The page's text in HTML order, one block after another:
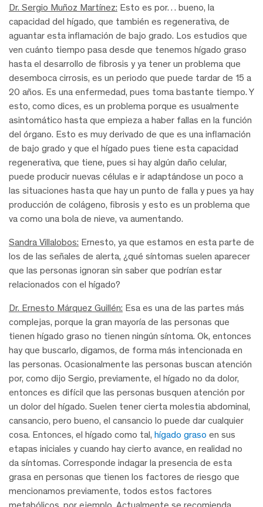
Dr. Sergio Muñoz Martínez: Esto es por… bueno, la
capacidad del hígado, que también es regenerativa, de
aguantar esta inflamación de bajo grado. Los estudios que
ven cuánto tiempo pasa desde que tenemos hígado graso
hasta el desarrollo de fibrosis y ya tener un problema que
desemboca cirrosis, es un periodo que puede tardar de 15 a
20 años. Es una enfermedad, pues toma bastante tiempo. Y
esto, como dices, es un problema porque es usualmente
asintomático hasta que empieza a haber fallas en la función
del órgano. Esto es muy derivado de que es una inflamación
de bajo grado y que el hígado pues tiene esta capacidad
regenerativa, que tiene, pues si hay algún daño celular,
puede producir nuevas células e ir adaptándose un poco a
las situaciones hasta que hay un punto de falla y pues ya hay
producción de colágeno, fibrosis y esto es un problema que
va como una bola de nieve, va aumentando.
Sandra Villalobos: Ernesto, ya que estamos en esta parte de
los de las señales de alerta, ¿qué síntomas suelen aparecer
que las personas ignoran sin saber que podrían estar
relacionados con el hígado?
Dr. Ernesto Márquez Guillén: Esa es una de las partes más
complejas, porque la gran mayoría de las personas que
tienen hígado graso no tienen ningún síntoma. Ok, entonces
hay que buscarlo, digamos, de forma más intencionada en
las personas. Ocasionalmente las personas buscan atención
por, como dijo Sergio, previamente, el hígado no da dolor,
entonces es difícil que las personas busquen atención por
un dolor del hígado. Suelen tener cierta molestia abdominal,
cansancio, pero bueno, el cansancio lo puede dar cualquier
cosa. Entonces, el hígado como tal, hígado graso en sus
etapas iniciales y cuando hay cierto avance, en realidad no
da síntomas. Corresponde indagar la presencia de esta
grasa en personas que tienen los factores de riesgo que
mencionamos previamente, todos estos factores
metabólicos, por ejemplo. Actualmente se recomienda